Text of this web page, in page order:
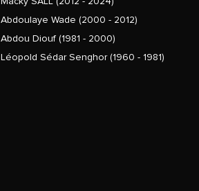
Abdoulaye Wade (2000 - 2012)
Abdou Diouf (1981 - 2000)
Léopold Sédar Senghor (1960 - 1981)